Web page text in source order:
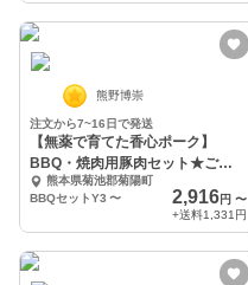
熊野博崇
注文から7~16日で発送
【無薬で育てた香心ポーク】
BBQ・焼肉用豚肉セット★ご自
宅用★
熊本県菊池郡菊陽町
BBQセットY3 〜 2,916円 〜
+送料1,331円